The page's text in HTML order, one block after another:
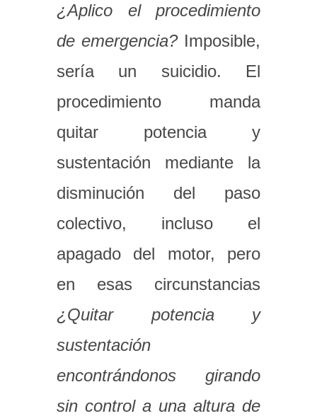
¿Aplico el procedimiento
de emergencia?Imposible,
sería un suicidio. El
procedimiento manda
quitar potencia y
sustentación mediante la
disminución del paso
colectivo, incluso el
apagado del motor, pero
en esas circunstancias
¿Quitar potencia y
sustentación
encontrándonos girando
sin control a una altura de